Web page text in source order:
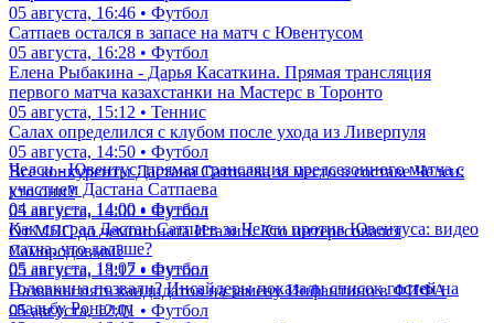
05 августа, 16:46 • Футбол
Сатпаев остался в запасе на матч с Ювентусом
05 августа, 16:28 • Футбол
Елена Рыбакина - Дарья Касаткина. Прямая трансляция
первого матча казахстанки на Мастерс в Торонто
05 августа, 15:12 • Теннис
Салах определился с клубом после ухода из Ливерпуля
05 августа, 14:50 • Футбол
Все конкуренты Дастана Сатпаева за место в составе Челси:
кто они?
05 августа, 14:00 • Футбол
От МЛС до чемпионата Италии. Кто интересовался
Самородовым?
05 августа, 13:12 • Футбол
Названы пять кандидатов на замену Инфантино в ФИФА
05 августа, 12:01 • Футбол
Челси - Ювентус: прямая трансляция предсезонного матча с
участием Дастана Сатпаева
04 августа, 14:00 • Футбол
Как сыграл Дастан Сатпаев за Челси против Ювентуса: видео
матча, что дальше?
05 августа, 18:07 • Футбол
Головкина позвали? Инсайдеры показали список гостей на
свадьбу Роналду